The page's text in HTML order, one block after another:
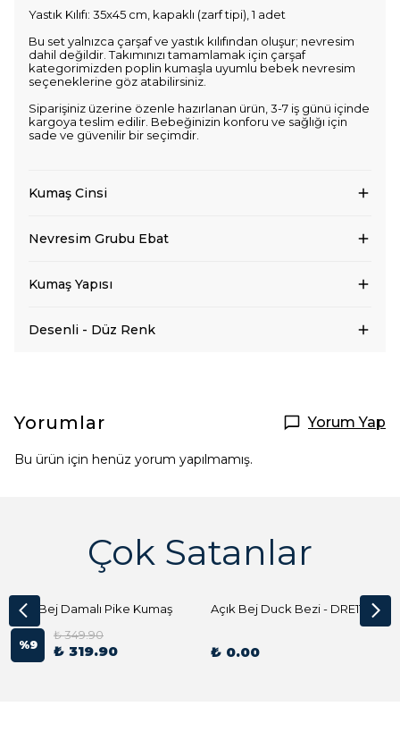
Yastık Kılıfı: 35x45 cm, kapaklı (zarf tipi), 1 adet
Bu set yalnızca çarşaf ve yastık kılıfından oluşur; nevresim
dahil değildir. Takımınızı tamamlamak için çarşaf
kategorimizden poplin kumaşla uyumlu bebek nevresim
seçeneklerine göz atabilirsiniz.
Siparişiniz üzerine özenle hazırlanan ürün, 3-7 iş günü içinde
kargoya teslim edilir. Bebeğinizin konforu ve sağlığı için
sade ve güvenilir bir seçimdir.
Kumaş Cinsi
Nevresim Grubu Ebat
Kumaş Yapısı
Desenli - Düz Renk
Yorumlar Yorum Yap
Bu ürün için henüz yorum yapılmamış.
Çok Satanlar
Açık Bej Damalı Pike Kumaş
%9
₺ 349.90
₺ 319.90
Açık Bej Duck Bezi - DRE1144 Kumaş Peçete
₺ 0.00